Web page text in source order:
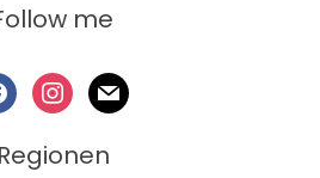
me
instagram
mail
Regionen